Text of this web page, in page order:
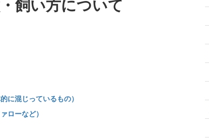
飼い方について
に混じっているもの）
ローなど）